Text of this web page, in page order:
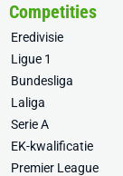
Competities
Eredivisie
Ligue 1
Bundesliga
Laliga
Serie A
EK-kwalificatie
Premier League